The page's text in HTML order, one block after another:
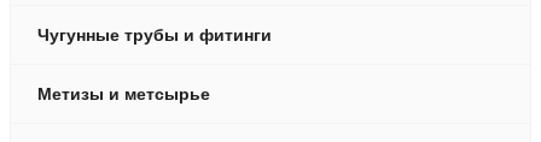
Чугунные трубы и фитинги
Метизы и метсырье